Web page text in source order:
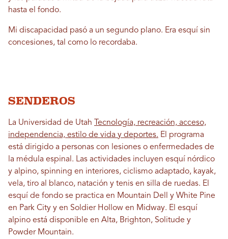
hasta el fondo.
Mi discapacidad pasó a un segundo plano. Era esquí sin
concesiones, tal como lo recordaba.
SENDEROS
La Universidad de Utah
Tecnología, recreación, acceso,
independencia, estilo de vida y deportes. El programa
está dirigido a personas con lesiones o enfermedades de
la médula espinal. Las actividades incluyen esquí nórdico
y alpino, spinning en interiores, ciclismo adaptado, kayak,
vela, tiro al blanco, natación y tenis en silla de ruedas. El
esquí de fondo se practica en Mountain Dell y White Pine
en Park City y en Soldier Hollow en Midway. El esquí
alpino está disponible en Alta, Brighton, Solitude y
Powder Mountain.